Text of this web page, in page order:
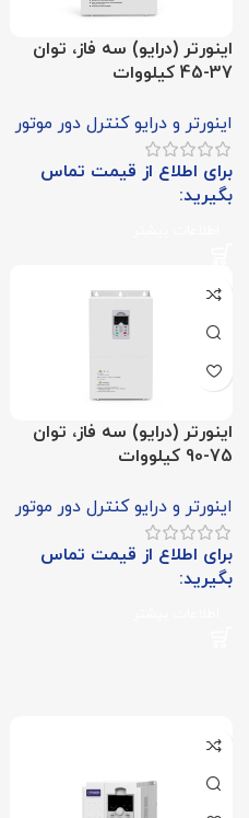
اینورتر (درایو) سه فاز، توان
37-45 کیلووات
اینورتر و درایو کنترل دور موتور
برای اطلاع از قیمت تماس
بگیرید:
اینورتر (درایو) سه فاز، توان
75-90 کیلووات
اینورتر و درایو کنترل دور موتور
برای اطلاع از قیمت تماس
بگیرید: